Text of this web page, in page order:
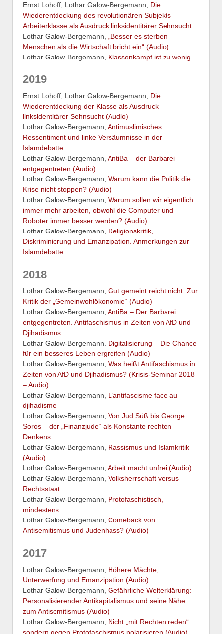
Ernst Lohoff, Lothar Galow-Bergemann, Die
Wiederentdeckung des revolutionären Subjekts
Arbeiterklasse als Ausdruck linksidentitärer Sehnsucht
Lothar Galow-Bergemann,
„Besser es sterben
Menschen als die Wirtschaft bricht ein“ (Audio)
Lothar Galow-Bergemann, Klassenkampf ist zu wenig
2019
Ernst Lohoff, Lothar Galow-Bergemann, Die
Wiederentdeckung der Klasse als Ausdruck
linksidentitärer Sehnsucht (Audio)
Lothar Galow-Bergemann, Antimuslimisches
Ressentiment und linke Versäumnisse in der
Islamdebatte
Lothar Galow-Bergemann, AntiBa – der Barbarei
entgegentreten (Audio)
Lothar Galow-Bergemann, Warum kann die Politik die
Krise nicht stoppen? (Audio)
Lothar Galow-Bergemann, Warum sollen wir eigentlich
immer mehr arbeiten, obwohl die Computer und
Roboter immer besser werden? (Audio)
Lothar Galow-Bergemann, Religionskritik,
Diskriminierung und Emanzipation. Anmerkungen zur
Islamdebatte
2018
Lothar Galow-Bergemann, Gut gemeint reicht nicht. Zur
Kritik der „Gemeinwohlökonomie“ (Audio)
Lothar Galow-Bergemann, AntiBa – Der Barbarei
entgegentreten. Antifaschismus in Zeiten von AfD und
Djihadismus.
Lothar Galow-Bergemann, Digitalisierung – Die Chance
für ein besseres Leben ergreifen (Audio)
Lothar Galow-Bergemann, Was heißt Antifaschismus in
Zeiten von AfD und Djihadismus? (Krisis-Seminar 2018
– Audio)
Lothar Galow-Bergemann, L’antifascisme face au
djihadisme
Lothar Galow-Bergemann, Von Jud Süß bis George
Soros – der „Finanzjude“ als Konstante rechten
Denkens
Lothar Galow-Bergemann, Rassismus und Islamkritik
(Audio)
Lothar Galow-Bergemann, Arbeit macht unfrei (Audio)
Lothar Galow-Bergemann, Volksherrschaft versus
Rechtsstaat
Lothar Galow-Bergemann, Protofaschistisch,
mindestens
Lothar Galow-Bergemann, Comeback von
Antisemitismus und Judenhass? (Audio)
2017
Lothar Galow-Bergemann, Höhere Mächte,
Unterwerfung und Emanzipation (Audio)
Lothar Galow-Bergemann, Gefährliche Welterklärung:
Personalisierender Antikapitalismus und seine Nähe
zum Antisemitismus (Audio)
Lothar Galow-Bergemann, Nicht „mit Rechten reden“
sondern gegen Protofaschismus polarisieren (Audio)